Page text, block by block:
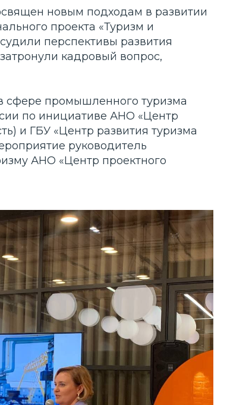
новым подходам в развитии
проекта «Туризм и
перспективы развития
кадровый вопрос,
сфере промышленного туризма
по инициативе АНО «Центр
и ГБУ «Центр развития туризма
руководитель
АНО «Центр проектного